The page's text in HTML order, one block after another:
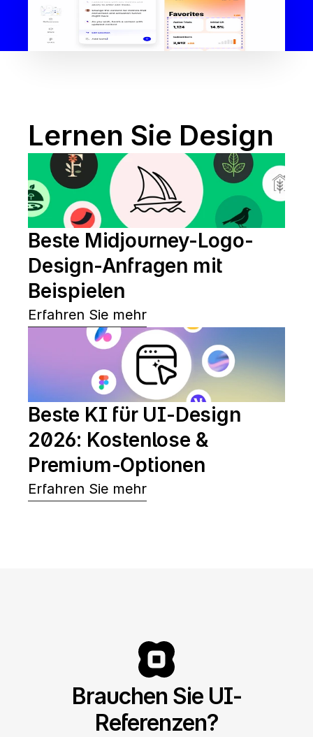
Lernen Sie Design
Beste Midjourney-Logo-
Design-Anfragen mit
Beispielen
Erfahren Sie mehr
Beste KI für UI-Design
2026: Kostenlose &
Premium-Optionen
Erfahren Sie mehr
Brauchen Sie UI-
Referenzen?